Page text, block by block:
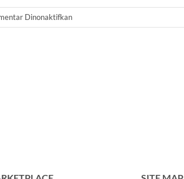
Dinonaktifkanpada
Water